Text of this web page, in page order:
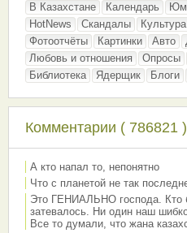
В Казахстане
Календарь
HotNews
Скандалы Культура
Фотоотчёты
Картинки Авто
Любовь и отношения
Опросы
Библиотека
Ядерщик Блоги
Комментарии ( 786821 )
А кто напал то, непонятно
Что с планетой не так
Это ГЕНИАЛЬНО господа. Кто
затевалось. Ни один наш
Все то думали, что жана